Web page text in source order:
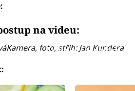
na videu:
Failed to fetch
foto, střih: Jan Kundera